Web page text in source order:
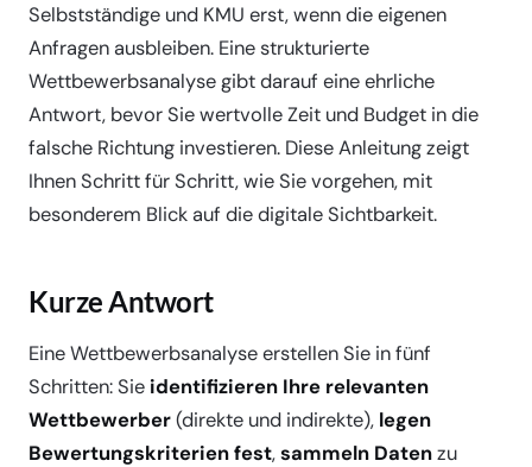
Selbstständige und KMU erst, wenn die eigenen
Anfragen ausbleiben. Eine strukturierte
Wettbewerbsanalyse gibt darauf eine ehrliche
Antwort, bevor Sie wertvolle Zeit und Budget in die
falsche Richtung investieren. Diese Anleitung zeigt
Ihnen Schritt für Schritt, wie Sie vorgehen, mit
besonderem Blick auf die digitale Sichtbarkeit.
Kurze Antwort
Eine Wettbewerbsanalyse erstellen Sie in fünf
Schritten: Sie identifizieren Ihre relevanten
Wettbewerber(direkte und indirekte), legen
Bewertungskriterien fest,sammeln Datenzu